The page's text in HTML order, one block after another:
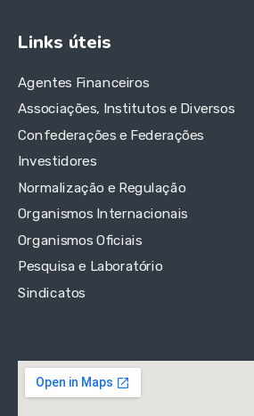
Links úteis
Agentes Financeiros
Associações, Institutos e Diversos
Confederações e Federações
Investidores
Normalização e Regulação
Organismos Internacionais
Organismos Oficiais
Pesquisa e Laboratório
Sindicatos